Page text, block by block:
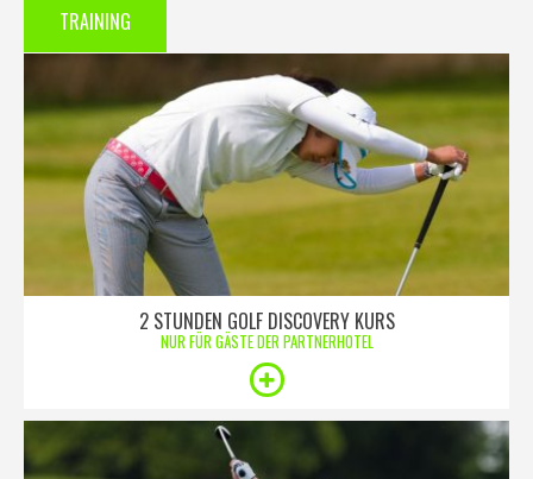
TRAINING
2 STUNDEN GOLF DISCOVERY KURS
NUR FÜR GÄSTE DER PARTNERHOTEL